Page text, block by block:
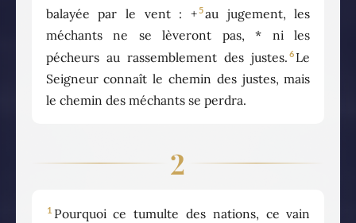
balayée par le vent : +5au jugement, les
méchants ne se lèveront pas, * ni les
pécheurs au rassemblement des justes. 6 Le
Seigneur connaît le chemin des justes, mais
le chemin des méchants se perdra.
2
1 Pourquoi ce tumulte des nations, ce vain